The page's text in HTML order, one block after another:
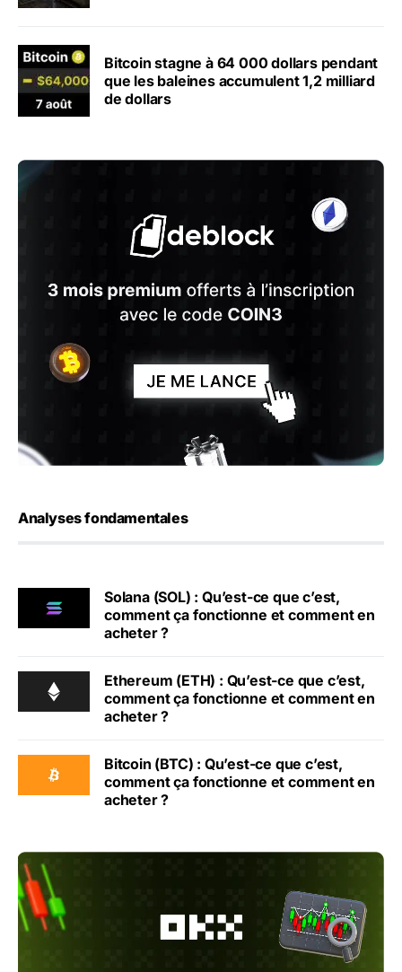
Bitcoin stagne à 64 000 dollars pendant
que les baleines accumulent 1,2 milliard
de dollars
Analyses fondamentales
Solana (SOL) : Qu’est-ce que c’est,
comment ça fonctionne et comment en
acheter ?
Ethereum (ETH) : Qu’est-ce que c’est,
comment ça fonctionne et comment en
acheter ?
Bitcoin (BTC) : Qu’est-ce que c’est,
comment ça fonctionne et comment en
acheter ?